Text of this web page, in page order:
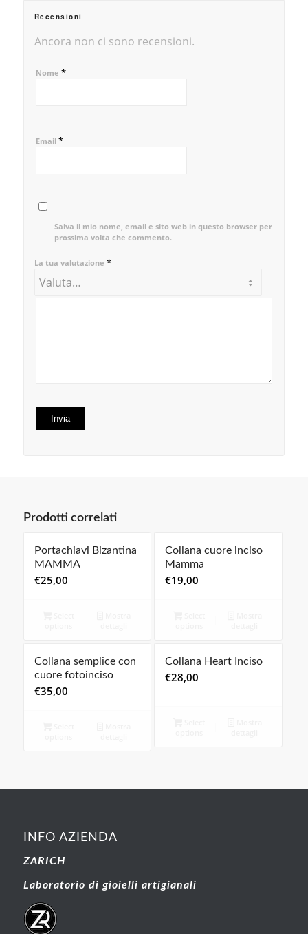
Recensioni
Ancora non ci sono recensioni.
Nome *
Email *
Salva il mio nome, email e sito web in questo browser per la
prossima volta che commento.
La tua valutazione *
Prodotti correlati
Portachiavi Bizantina
MAMMA
€25,00
Collana cuore inciso
Mamma
€19,00
Collana semplice con
cuore fotoinciso
€35,00
Collana Heart Inciso
€28,00
INFO AZIENDA
ZARICH
Laboratorio di gioielli artigianali